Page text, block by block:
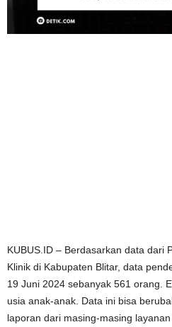
KUBUS.ID – Berdasarkan data dari
Klinik di Kabupaten Blitar, data
19 Juni 2024 sebanyak 561 orang.
usia anak-anak. Data ini bisa
laporan dari masing-masing layanan